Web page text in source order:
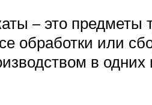
– это предметы
обработки или
в